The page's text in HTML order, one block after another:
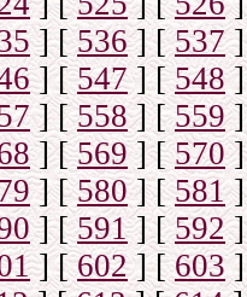
] [536] [537]
] [547] [ 548]
] [558] [559]
] [569] [570]
] [580] [581]
] [591] [592]
] [602] [603]